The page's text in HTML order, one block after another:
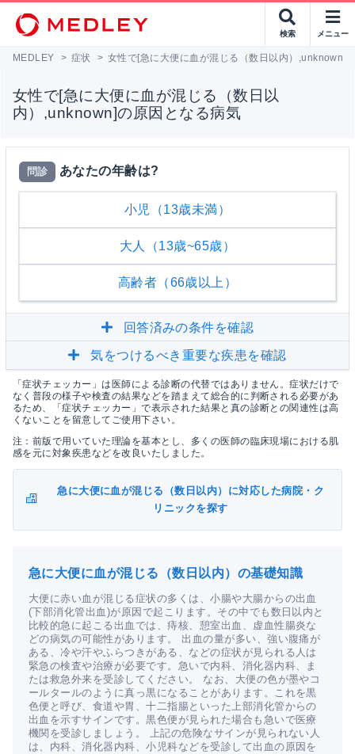
検索 メニュー
MEDLEY > 症状 > 女性で[急に大便に血が混じる（数日以内）,unknown]
女性で[急に大便に血が混じる（数日以
内）,unknown]の原因となる病気
問診 あなたの年齢は?
小児（13歳未満）
大人（13歳~65歳）
高齢者（66歳以上）
回答済みの条件を確認
気をつけるべき重要な疾患を確認
「症状チェッカー」は医師による診断の代替ではありません。症状だけで
なく普段の様子や検査の結果などを踏まえて総合的に判断される必要があ
るため、「症状チェッカー」で表示された結果と真の診断との関連性は高
くないことを留意してご使用下さい。
注：前版で用いていた理論を基本とし、多くの医師の臨床現場における肌
感を元に対象疾患などを改良いたしました。
急に大便に血が混じる（数日以内）に対応した病院・ク
リニックを探す
急に大便に血が混じる（数日以内）の基礎知識
大便に赤い血が混じる症状の多くは、小腸や大腸からの出血
(下部消化管出血)が原因で起こります。その中でも数日以内と
比較的急に起こる出血では、痔核、憩室出血、虚血性腸炎な
どの病気の可能性があります。 出血の量が多い、強い腹痛が
ある、冷や汗やふらつきがある、などの症状が見られる人は
緊急の検査や治療が必要です。急いで内科、消化器内科、ま
たは救急外来を受診してください。 なお、大便の色が墨やコ
ールタールのように真っ黒になることがあります。これを黒
色便と呼び、食道や胃、十二指腸といった上部消化管からの
出血を示すサインです。黒色便が見られた場合も急いで医療
機関を受診しましょう。 上記の危険なサインが見られない人
は、内科、消化器内科、小児科などを受診して出血の原因を